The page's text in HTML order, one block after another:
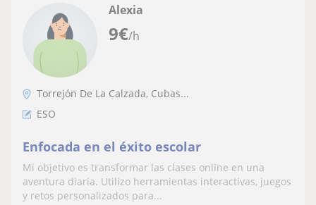
9€/h
Alexia
Torrejón De La Calzada, Cubas...
ESO
Enfocada en el éxito escolar
Mi objetivo es transformar las clases online en una
aventura diaria. Utilizo herramientas interactivas, juegos
y retos personalizados para...